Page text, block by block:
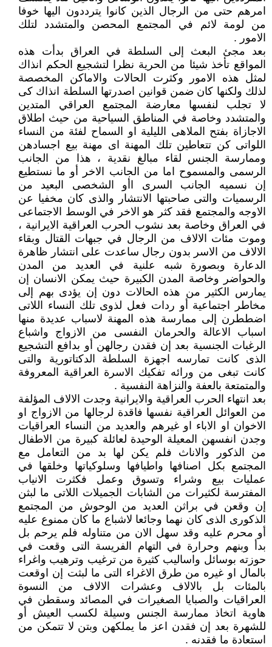
امرهم حتى من الرجال الذين كانوا يترددون اليها خوفا
من لومة لائم في المجتمع المحصن والمتشدد لتلك
الامور .
بعد مجئ البعث إلى السلطة في العراق بدأت هذه
المواقع تأخذ شيئا من الحرية نظرا لتشجيع الحكم انذاك
لمثل هذه الامور وكثرت الحالات والاماكن المخصصة
لذلك ولكنها كان ضمن قوانين اصدرتها السلطة انذاك كى
لا تجلب لنفسها معارضة المجتمع العراقي المتدين
والمتشدد وخاصة في المناطق السياحية من حيث اطلاق
الاجازاة بفتح الملاهى الليلية او السماح لفئة من النساء
اللواتى كن تتعاطين تلك المهنة اى مهنة بيع اجسادهن
وممارسة الجنس لقاء مبالغ نقدية ، هذا من الجانب
الرسمى والمسموح اما من الجانب الاخر أو ما نستطيع
إن نسميه الجانب السرى اأو الشخصى البعيد من
الرسميات والتى صاحبتها الانتشار والذى كان مخفيا عن
الاوجه والمجتمع فقد كثر هو الاخر في الوسط الاجتماعى
في العراق وخاصة بعد نشوب الحرب العراقية الايرانية ،
وموت مئات الالاف من الرجال في جبهات القتال وبقاء
الالاف من الاسر بدون رجال ساعدت على انتشار ظاهرة
الدعارة وبصورة شبه علنية في العديد من المدن
والحواضر وخاصة المدن الكبيرة حيث يمكن الانسان إن
يمارس الكثير من هذه الحالات دون إن يؤدى بهم إلى
مخاطر اجتماعية أو ردات فعل لذوى تلك النساء اللاتى
اضططرن إلى ممارسة هذه المهنة لاسباب عديدة منها
اسباب الاعالة والحرمان النفسى من الازواج واشباع
الرغبات الجنسية بعد إن فقدن رجالهن أو بدافع التشجيع
الذى كانت تمارسه اجهزة السلطة الدكتاتورية والتى
كانت تبغى من ورائه تفكيك الاسرة العراقية المعروفة
والمتمتعة بالعفة والنزاهة النفسية .
بعد انتهاء الحرب العراقية والايرانية وجدت الالاف المؤلفة
من العوائل العراقية نفسها فاقدة لرجالها من الازواج او
الاخوان او الاباء او غيرهم والعديد من النساء العراقيات
وجدن انفسهن المعيلة الوحيدة لعائلة كبيرة من الاطفال
من الذكور والاناث فلم يكن لها بد من التعامل مع
المجتمع بكل اصنافها واطيافها وسلوكياتها وخلقها في
عمليات بيع وشراء وتسوق وعمل فكثرت الانياب
المفترسة لكثيرات من الشابات الجميلات اللاتى ما لبثن
إن وقعن في براثن العديد من الوحوش من المجتمع
الذكورى الذى كان نهما وجائعا لاشباع ما كان ممنوع عليه
أو محرم عليه وقد سهل الان من متناوله فلم يرحم بل
بدأ وبنهم وحرارة في التهام الفريسة التى وقعت في
حوزته بوسائل واساليب كثيرة من ترغيب وترهيب واغراء
بالمال او غيره من طرق الاغراء التى ما لبثت إن اوقعت
بالمئات بل بالالاف وعشرات الالاف من النسوة
العراقيات والصبايا الصغيرات في المصائد وسقطن في
هاوية اتخاذ ممارسة الجنس وسيلة لكسب العيش أو
للشهرة بعد إن فقدن اعز ما يملكهن وبتن لا تتمكن من
استعادة ما فقدنه .